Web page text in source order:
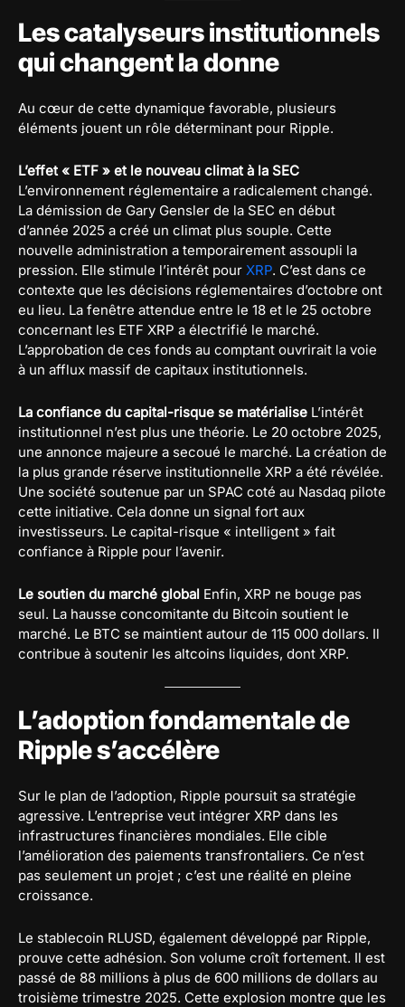
Les catalyseurs institutionnels
qui changent la donne
Au cœur de cette dynamique favorable, plusieurs
éléments jouent un rôle déterminant pour Ripple.
L’effet « ETF » et le nouveau climat à la SEC
L’environnement réglementaire a radicalement changé.
La démission de Gary Gensler de la SEC en début
d’année 2025 a créé un climat plus souple. Cette
nouvelle administration a temporairement assoupli la
pression. Elle stimule l’intérêt pour XRP. C’est dans ce
contexte que les décisions réglementaires d’octobre ont
eu lieu. La fenêtre attendue entre le 18 et le 25 octobre
concernant les ETF XRP a électrifié le marché.
L’approbation de ces fonds au comptant ouvrirait la voie
à un afflux massif de capitaux institutionnels.
La confiance du capital-risque se matérialise L’intérêt
institutionnel n’est plus une théorie. Le 20 octobre 2025,
une annonce majeure a secoué le marché. La création de
la plus grande réserve institutionnelle XRP a été révélée.
Une société soutenue par un SPAC coté au Nasdaq pilote
cette initiative. Cela donne un signal fort aux
investisseurs. Le capital-risque « intelligent » fait
confiance à Ripple pour l’avenir.
Le soutien du marché global Enfin, XRP ne bouge pas
seul. La hausse concomitante du Bitcoin soutient le
marché. Le BTC se maintient autour de 115 000 dollars. Il
contribue à soutenir les altcoins liquides, dont XRP.
L’adoption fondamentale de
Ripple s’accélère
Sur le plan de l’adoption, Ripple poursuit sa stratégie
agressive. L’entreprise veut intégrer XRP dans les
infrastructures financières mondiales. Elle cible
l’amélioration des paiements transfrontaliers. Ce n’est
pas seulement un projet ; c’est une réalité en pleine
croissance.
Le stablecoin RLUSD, également développé par Ripple,
prouve cette adhésion. Son volume croît fortement. Il est
passé de 88 millions à plus de 600 millions de dollars au
troisième trimestre 2025. Cette explosion montre que les